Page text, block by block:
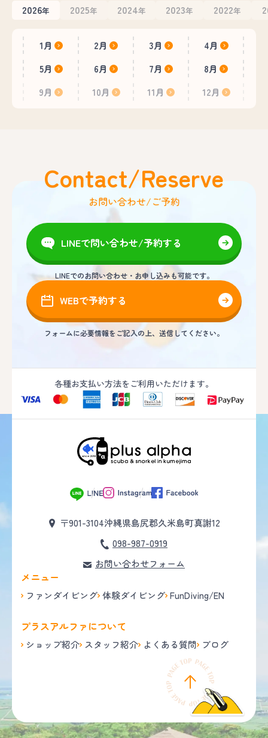
2026年 2025年 2024年 2023年 2022年
1月 2月 3月
4月
5月
6月 7月
8月
9月
10月 11月 12月
Contact/Reserve
お問い合わせ/ご予約
LINEで問い合わせ/予約する
LINEでのお問い合わせ・お申し込みも可能です。
WEBで予約する
フォームに必要情報をご記入の上、送信してください。
各種お支払い方法をご利用いただけます。
〒901-3104沖縄県島尻郡久米島町真謝12
098-987-0919
お問い合わせフォーム
メニュー
ファンダイビング 体験ダイビング FunDiving/EN
プラスアルファについて
ショップ紹介 スタッフ紹介 よくある質問 ブログ